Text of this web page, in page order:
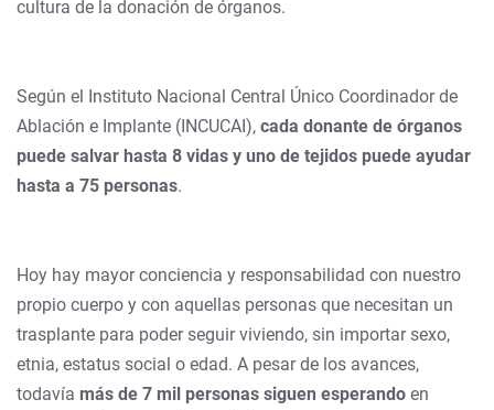
cultura de la donación de órganos.
Según el Instituto Nacional Central Único Coordinador de
Ablación e Implante (INCUCAI), cada donante de órganos
puede salvar hasta 8 vidas y uno de tejidos puede ayudar
hasta a 75 personas.
Hoy hay mayor conciencia y responsabilidad con nuestro
propio cuerpo y con aquellas personas que necesitan un
trasplante para poder seguir viviendo, sin importar sexo,
etnia, estatus social o edad. A pesar de los avances,
todavía más de 7 mil personas siguen esperando en